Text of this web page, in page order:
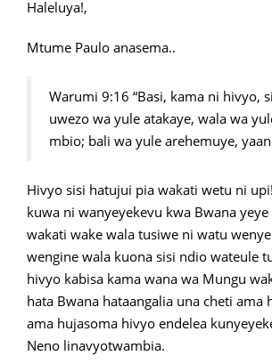
Haleluya!,
Mtume Paulo anasema..
Warumi 9:16 “Basi, kama ni hivyo,
uwezo wa yule atakaye, wala wa
mbio; bali wa yule arehemuye,
Hivyo sisi hatujui pia wakati wetu ni
kuwa ni wanyeyekevu kwa Bwana
wakati wake wala tusiwe ni watu
wengine wala kuona sisi ndio wateule
hivyo kabisa kama wana wa Mungu
hata Bwana hataangalia una cheti ama
ama hujasoma hivyo endelea
Neno linavyotwambia.